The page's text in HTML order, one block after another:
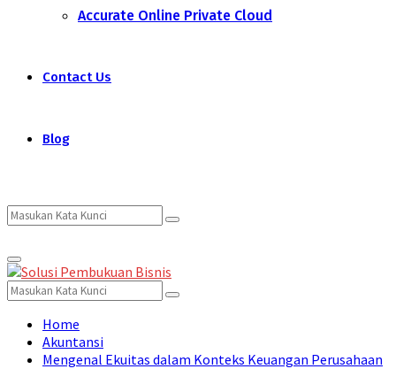
Accurate Online Private Cloud
Contact Us
Blog
Search
for:
Search
Primary
Menu
Search
for:
Search
Home
Akuntansi
Mengenal Ekuitas dalam Konteks Keuangan Perusahaan